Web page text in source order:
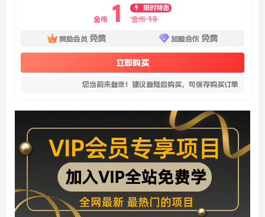
金币 1
限时特惠
金币 19
赞助会员 免费 加盟合伙 免费
立即购买
您当前未登录！建议登陆后购买，可保存购买订单